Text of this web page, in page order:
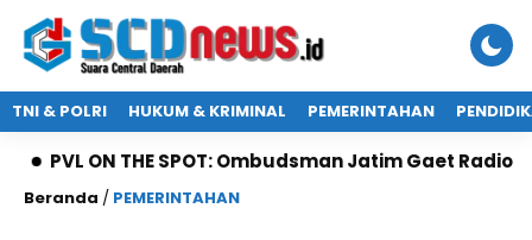
TNI & POLRI HUKUM & KRIMINAL PEMERINTAHAN
ON THE SPOT: Ombudsman Jatim Gaet Radio Suara
Beranda / PEMERINTAHAN